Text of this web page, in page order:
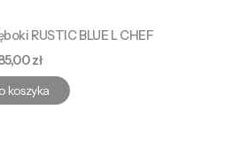
RUSTIC BLUE L CHEF
zł
koszyka